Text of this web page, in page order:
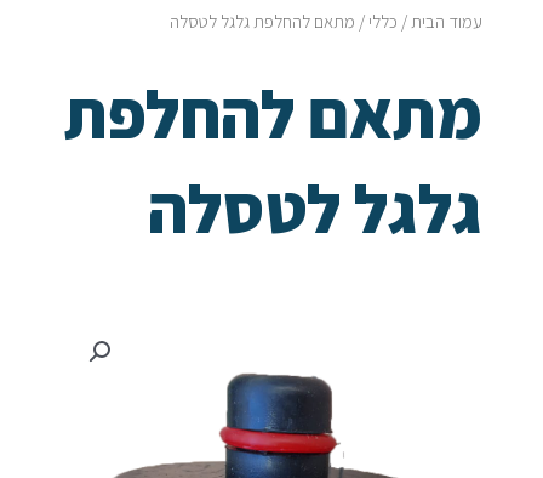
עמוד הבית / כללי / מתאם להחלפת גלגל לטסלה
מתאם להחלפת
גלגל לטסלה